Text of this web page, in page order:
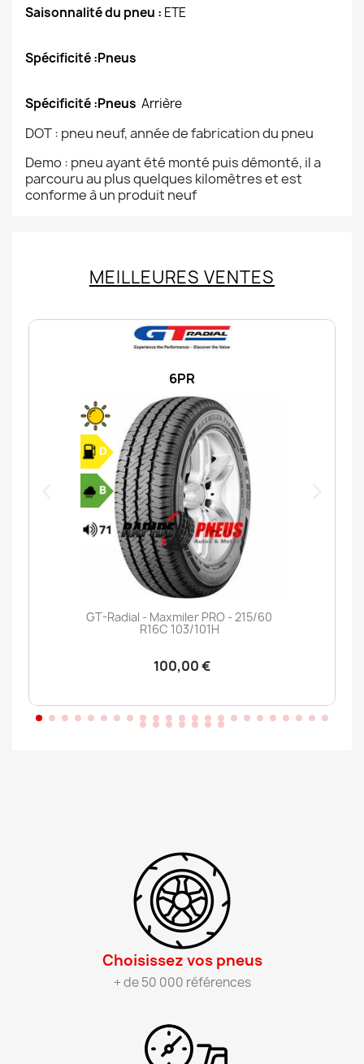
Saisonnalité du pneu : ETE
Spécificité :Pneus
Spécificité :Pneus Arrière
DOT : pneu neuf, année de fabrication du pneu
Demo : pneu ayant été monté puis démonté, il a
parcouru au plus quelques kilomètres et est
conforme à un produit neuf
MEILLEURES VENTES
6PR
GT-Radial - Maxmiler PRO - 215/60
R16C 103/101H
100,00 €
Choisissez vos pneus​
+ de 50 000 références